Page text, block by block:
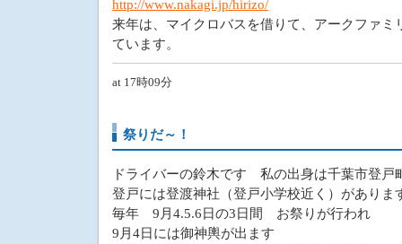
http://www.nakagi.jp/hirizo/
来年は、マイクロバスを借りて、アークファミ
ています。
at 17時09分
祭りだ～！
ドライバーの鈴木です 私の出身は千葉市登戸
登戸には登渡神社（登戸小学校近く）がありま
毎年 9月4.5.6日の3日間 お祭りが行われ
9月4日には御神輿が出ます